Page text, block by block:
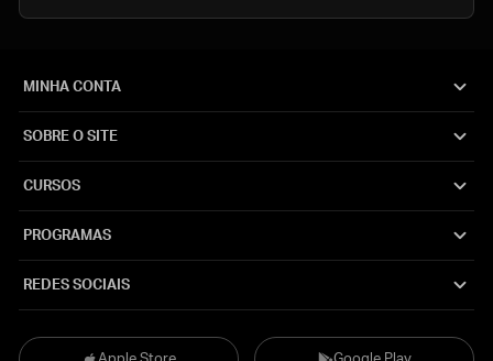
MINHA CONTA
SOBRE O SITE
CURSOS
PROGRAMAS
REDES SOCIAIS